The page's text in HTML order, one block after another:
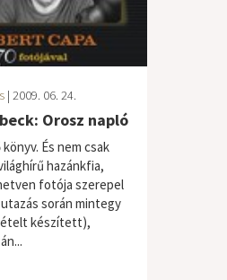
| 2009. 06. 24.
Orosz napló
És nem csak
hazánkfia,
fotója szerepel
során mintegy
készített),